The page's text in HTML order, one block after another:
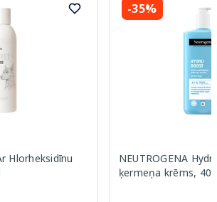
Hlorheksidīnu
-35%
NEUTROGENA
ķermeņa krēms,